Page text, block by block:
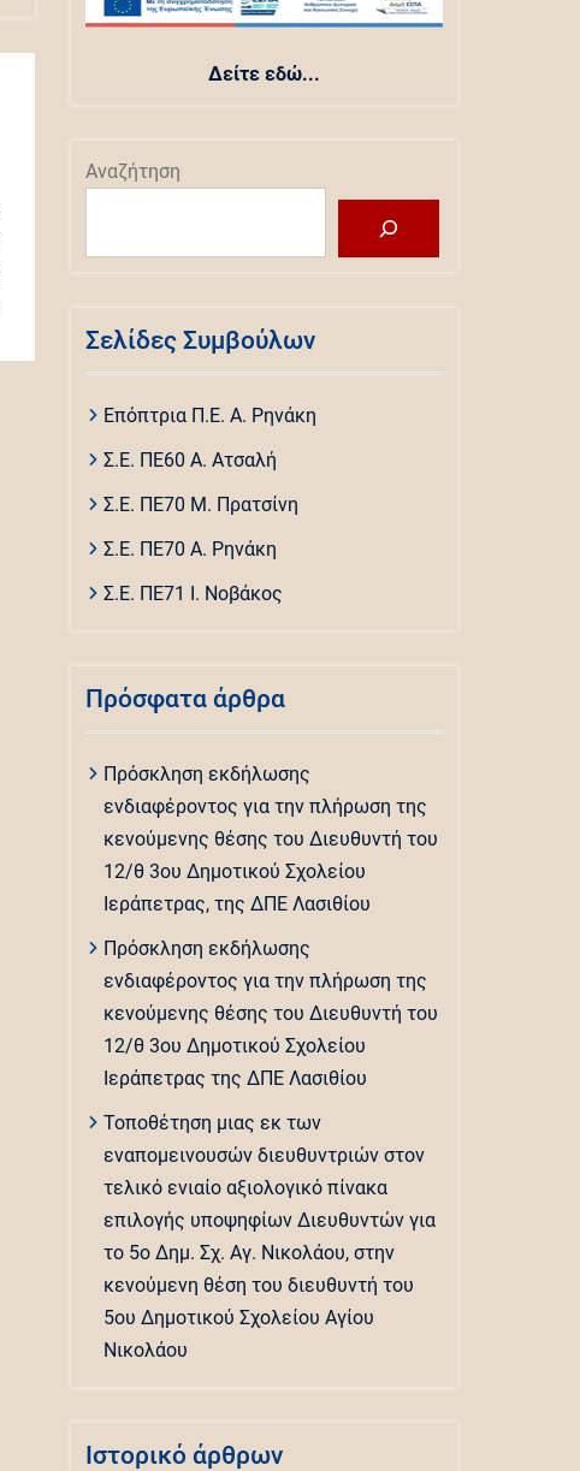
Δείτε εδώ...
Αναζήτηση
Σελίδες Συμβούλων
Επόπτρια Π.Ε. Α. Ρηνάκη
Σ.Ε. ΠΕ60 Α. Ατσαλή
Σ.Ε. ΠΕ70 Μ. Πρατσίνη
Σ.Ε. ΠΕ70 Α. Ρηνάκη
Σ.Ε. ΠΕ71 Ι. Νοβάκος
Πρόσφατα άρθρα
Πρόσκληση εκδήλωσης
ενδιαφέροντος για την πλήρωση της
κενούμενης θέσης του Διευθυντή του
12/θ 3ου Δημοτικού Σχολείου
Ιεράπετρας, της ΔΠΕ Λασιθίου
Πρόσκληση εκδήλωσης
ενδιαφέροντος για την πλήρωση της
κενούμενης θέσης του Διευθυντή του
12/θ 3ου Δημοτικού Σχολείου
Ιεράπετρας της ΔΠΕ Λασιθίου
Τοποθέτηση μιας εκ των
εναπομεινουσών διευθυντριών στον
τελικό ενιαίο αξιολογικό πίνακα
επιλογής υποψηφίων Διευθυντών για
το 5ο Δημ. Σχ. Αγ. Νικολάου, στην
κενούμενη θέση του διευθυντή του
5ου Δημοτικού Σχολείου Αγίου
Νικολάου
Ιστορικό άρθρων